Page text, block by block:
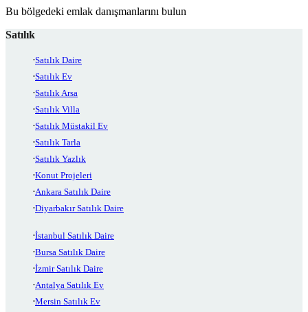
Bu bölgedeki emlak danışmanlarını bulun
Satılık
Satılık Daire
Satılık Ev
Satılık Arsa
Satılık Villa
Satılık Müstakil Ev
Satılık Tarla
Satılık Yazlık
Konut Projeleri
Ankara Satılık Daire
Diyarbakır Satılık Daire
İstanbul Satılık Daire
Bursa Satılık Daire
İzmir Satılık Daire
Antalya Satılık Ev
Mersin Satılık Ev